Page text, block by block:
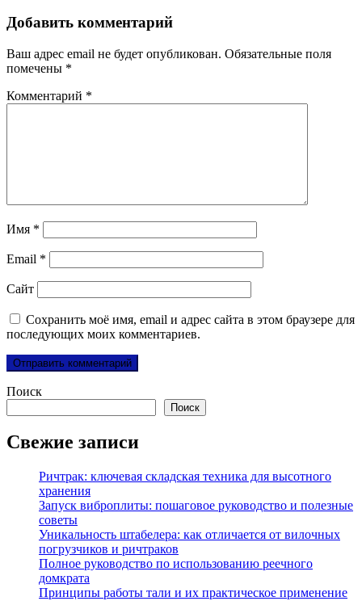
Добавить комментарий
Ваш адрес email не будет опубликован. Обязательные поля
помечены *
Комментарий *
Имя *
Email *
Сайт
Сохранить моё имя, email и адрес сайта в этом браузере для
последующих моих комментариев.
Поиск
Поиск
Свежие записи
Ричтрак: ключевая складская техника для высотного
хранения
Запуск виброплиты: пошаговое руководство и полезные
советы
Уникальность штабелера: как отличается от вилочных
погрузчиков и ричтраков
Полное руководство по использованию реечного
домкрата
Принципы работы тали и их практическое применение